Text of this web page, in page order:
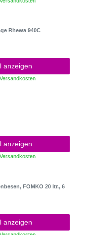
Rhewa 940C
anzeigen
Versandkosten
anzeigen
Versandkosten
FOMKO 20 ltr., 6
anzeigen